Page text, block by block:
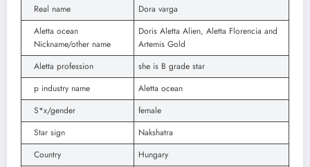
Real name
Dora varga
Aletta ocean
Nickname/other name
Doris Aletta Alien, Aletta Florencia and
Artemis Gold
Aletta profession
she is B grade star
p industry name
Aletta ocean
S*x/gender
female
Star sign
Nakshatra
Country
Hungary